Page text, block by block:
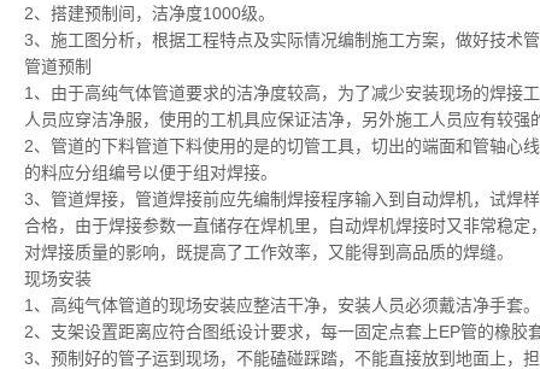
2、搭建预制间，洁净度1000级。
3、施工图分析，根据工程特点及实际情况编制施工方案，做好技术
管道预制
1 、由于高纯气体管道要求的洁净度较高，为了减少安装现场的焊接
人员应穿洁净服，使用的工机具应保证洁净，另外施工人员应有较强
2、管道的下料管道下料使用的是的切管工具，切出的端面和管轴心
的料应分组编号以便于组对焊接。
3、管道焊接，管道焊接前应先编制焊接程序输入到自动焊机，试焊
合格， 由于焊接参数一直储存在焊机里，
自动焊机焊接时又非常稳定
对焊接质量的影响，既提高了工作效率，又能得到高品质的焊缝。
现场安装
1 、高纯气体管道的现场安装应整洁干净，安装人员必须戴洁净手套。
2、支架设置距离应符合图纸设计要求，每一固定点套上EP管的橡胶
3、预制好的管子运到现场，不能磕碰踩踏，不能直接放到地面上，